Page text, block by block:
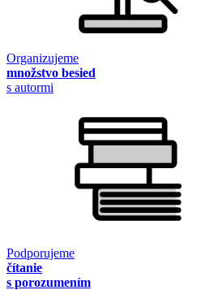
Organizujeme
množstvo besied
s autormi
Podporujeme
čítanie
s porozumením